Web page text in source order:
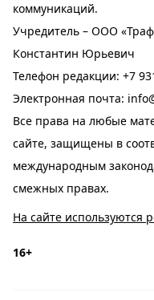
коммуникаций.
Учредитель – ООО
Константин Юрьевич
Телефон редакции: +7
Электронная почта:
Все права на любые
сайте, защищены в
международным
смежных правах.
На сайте используются
16+